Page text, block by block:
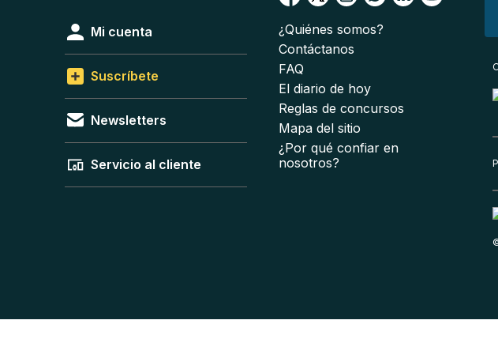
Mi cuenta
Suscríbete
Newsletters
Servicio al cliente
¿Quiénes somos?
Contáctanos
FAQ
El diario de hoy
Reglas de concursos
Mapa del sitio
¿Por qué confiar en
nosotros?